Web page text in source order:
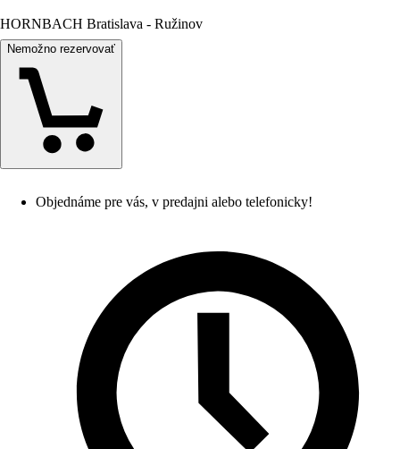
HORNBACH Bratislava - Ružinov
Nemožno rezervovať
Objednáme pre vás, v predajni alebo telefonicky!